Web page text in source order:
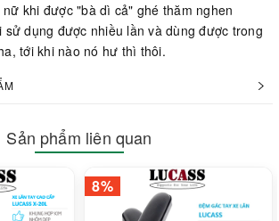
khi được "bà dì cả" ghé thăm nghen
dụng được nhiều lần và dùng được trong
tới khi nào nó hư thì thôi.
Sản phẩm liên quan
8%